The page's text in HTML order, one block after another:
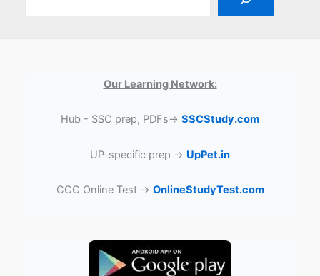
Our Learning Network:
Hub - SSC prep, PDFs→ SSCStudy.com
UP-specific prep → UpPet.in
CCC Online Test → OnlineStudyTest.com